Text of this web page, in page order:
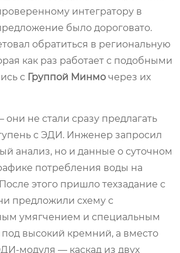
интегратору в
было дороговато.
обратиться в региональную
как раз работает с подобными
с Группой Минмо через их
не стали сразу предлагать
с ЭДИ. Инженер запросил
анализ, но и данные о суточном
потребления воды на
этого пришло техзадание с
предложили схему с
умягчением и специальным
под высокий кремний, а вместо
модуля — каскад из двух